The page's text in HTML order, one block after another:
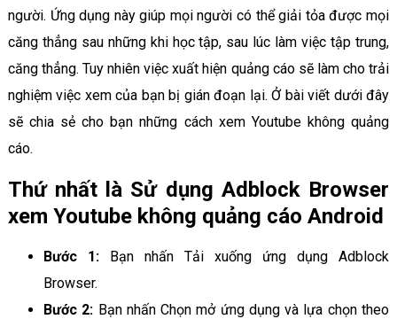
người. Ứng dụng này giúp mọi người có thể giải tỏa được mọi
căng thẳng sau những khi học tập, sau lúc làm việc tập trung,
căng thẳng. Tuy nhiên việc xuất hiện quảng cáo sẽ làm cho trải
nghiệm việc xem của bạn bị gián đoạn lại. Ở bài viết dưới đây
sẽ chia sẻ cho bạn những cách xem Youtube không quảng
cáo.
Thứ nhất là Sử dụng Adblock Browser
xem Youtube không quảng cáo Android
Bước 1: Bạn nhấn Tải xuống ứng dụng Adblock
Browser.
Bước 2: Bạn nhấn Chọn mở ứng dụng và lựa chọn theo